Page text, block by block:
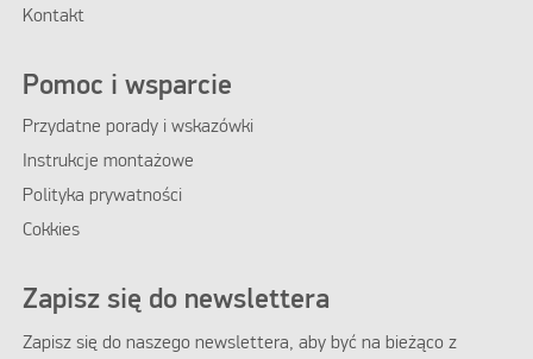
Kontakt
Pomoc i wsparcie
Przydatne porady i wskazówki
Instrukcje montażowe
Polityka prywatności
Cokkies
Zapisz się do newslettera
Zapisz się do naszego newslettera, aby być na bieżąco z